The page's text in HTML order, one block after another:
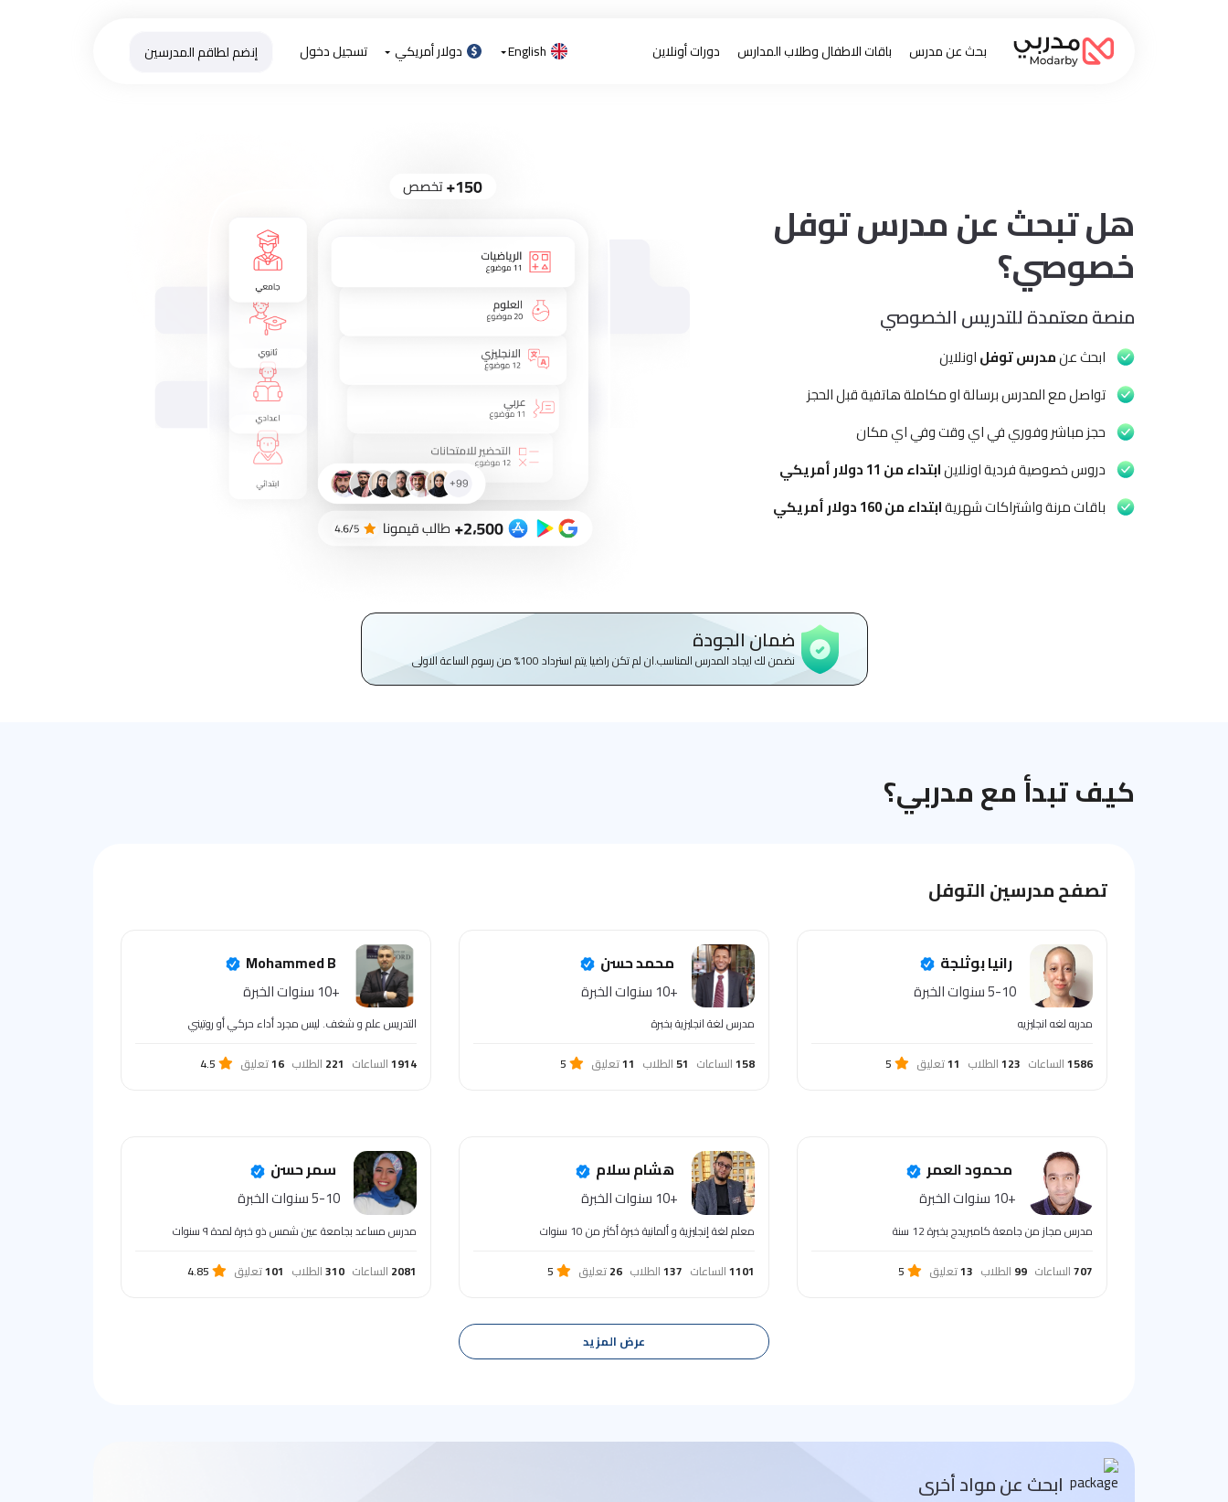
بحث عن مدرس باقات الاطفال وطلاب المدارس دورات أونلاين English دولار أمريكي تسجيل دخول إنضم لطاقم المدرسين
هل تبحث عن مدرس توفل
خصوصي؟
منصة معتمدة للتدريس الخصوصي
ابحث عنمدرس توفلاونلاين
تواصل مع المدرس برسالة او مكاملة هاتفية قبل الحجز
حجز مباشر وفوري في اي وقت وفي اي مكان
دروس خصوصية فردية اونلاينابتداء من 11 دولار أمريكي
باقات مرنة واشتراكات شهريةابتداء من160 دولار أمريكي
ضمان الجودة
نضمن لك ايجاد المدرس المناسب.ان لم تكن راضيا يتم استرداد 100% من رسوم الساعة الاولى
كيف تبدأ مع مدربي؟
تصفح مدرسين التوفل
رانيا بوثلجة
5-10 سنوات الخبرة
مدربه لغه انجليزيه
1586الساعات 123الطلاب 11تعليق 5
محمد حسن
+10 سنوات الخبرة
مدرس لغة انجليزية بخبرة
158الساعات 51الطلاب 11تعليق 5
Mohammed B
+10 سنوات الخبرة
التدريس علم و شغف. ليس مجرد أداء حركي أو روتيني
1914الساعات 221 الطلاب 16تعليق 4.5
محمود العمر
+10 سنوات الخبرة
مدرس مجاز من جامعة كامبريدج بخبرة 12 سنة
707الساعات 99 الطلاب 13تعليق 5
هشام سلام
+10 سنوات الخبرة
معلم لغة إنجليزية و ألمانية خبرة أكثر من 10 سنوات‏
1101الساعات 137الطلاب 26تعليق 5
سمر حسن
5-10 سنوات الخبرة
مدرس مساعد بجامعة عين شمس ذو خبرة لمدة ٩ سنوات
2081 الساعات 310الطلاب 101تعليق 4.85
عرض المزيد
ابحث عن مواد أخرى